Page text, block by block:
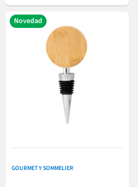
Novedad
GOURMET Y SOMMELIER